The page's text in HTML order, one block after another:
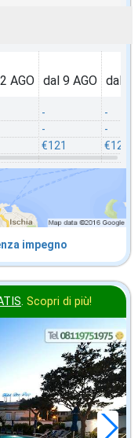
AGO dal 9 AGO
-
-
€121
dal
-
-
€125
impegno
. Scopri di più!